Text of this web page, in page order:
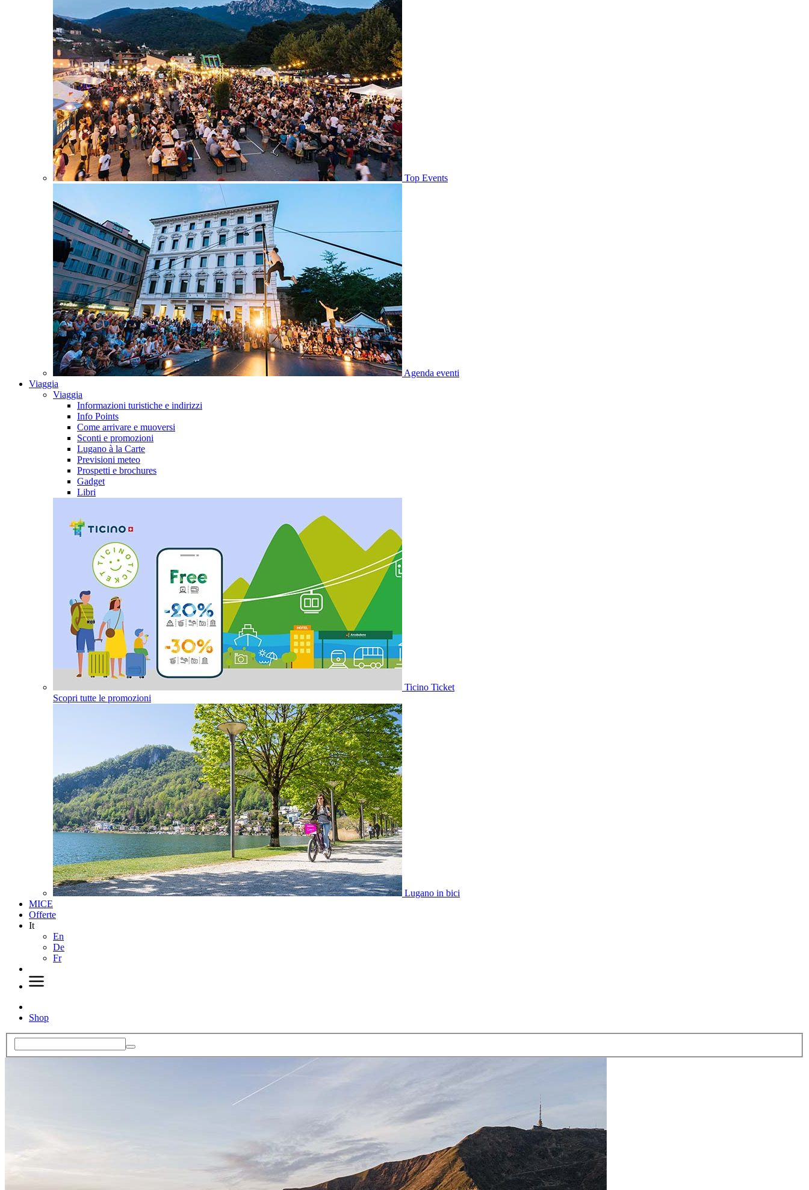
Top Events
Agenda eventi
Viaggia
Viaggia
Informazioni turistiche e indirizzi
Info Points
Come arrivare e muoversi
Sconti e promozioni
Lugano à la Carte
Previsioni meteo
Prospetti e brochures
Gadget
Libri
Ticino Ticket
Scopri tutte le promozioni
Lugano in bici
MICE
Offerte
It
En
De
Fr
Shop